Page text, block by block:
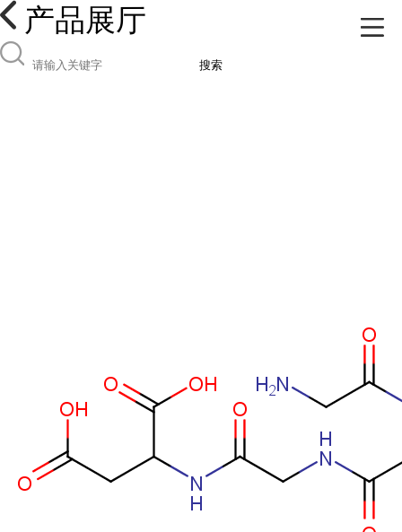
产品展厅
搜索